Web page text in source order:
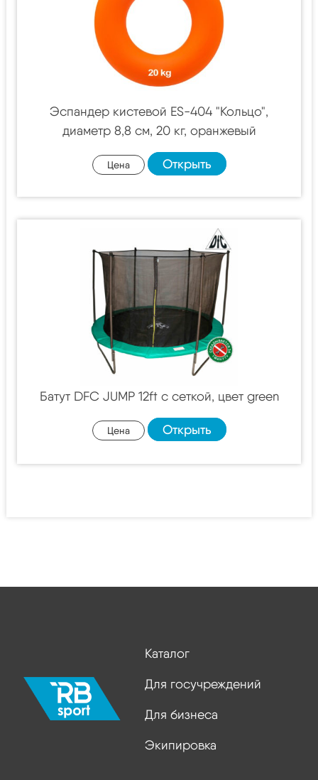
Эспандер кистевой ES-404 "Кольцо",
диаметр 8,8 см, 20 кг, оранжевый
Цена Открыть
Батут DFC JUMP 12ft c сеткой, цвет green
Цена Открыть
Каталог
Для госучреждений
Для бизнеса
Экипировка